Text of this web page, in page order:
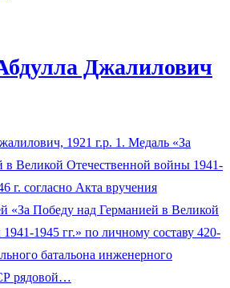
Джалилович
1921 г.р. 1. Медаль «За
в Великой Отечественной войны 1941-
г. согласно Акта вручения
«За Победу над Германией в Великой
1945 гг.» по личному составу 420-
батальона инженерного
рядовой…